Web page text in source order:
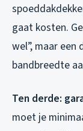
gaat kosten.
wel”, maar
bandbreedte
Ten derde:
moet je